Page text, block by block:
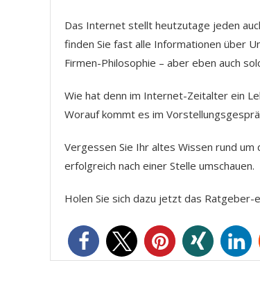
Das Internet stellt heutzutage jeden
finden Sie fast alle Informationen über
Firmen-Philosophie – aber eben auch
Wie hat denn im Internet-Zeitalter ein
Worauf kommt es im
Vergessen Sie Ihr altes Wissen rund um
erfolgreich nach einer Stelle umschauen.
Holen Sie sich dazu jetzt das Ratgeber-